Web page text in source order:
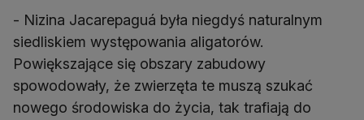
- Nizina Jacarepaguá była niegdyś naturalnym
siedliskiem występowania aligatorów.
Powiększające się obszary zabudowy
spowodowały, że zwierzęta te muszą szukać
nowego środowiska do życia, tak trafiają do